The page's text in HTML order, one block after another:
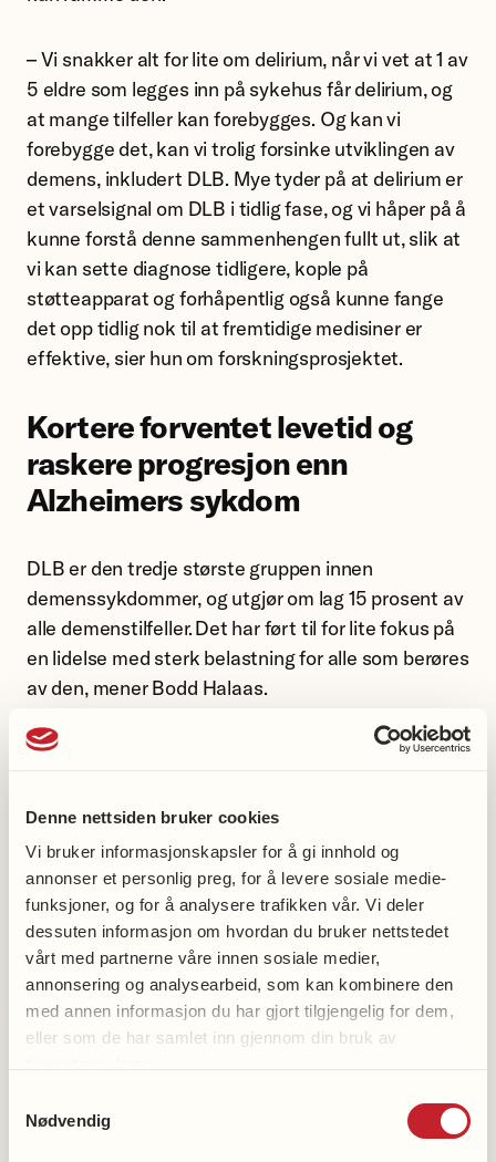
Denne nettsiden bruker cookies
Vi bruker informasjonskapsler for å gi innhold og
annonser et personlig preg, for å levere sosiale medie-
funksjoner, og for å analysere trafikken vår. Vi deler
dessuten informasjon om hvordan du bruker nettstedet
vårt med partnerne våre innen sosiale medier,
annonsering og analysearbeid, som kan kombinere den
med annen informasjon du har gjort tilgjengelig for dem,
eller som de har samlet inn gjennom din bruk av
Nødvendig
– Vi snakker alt for lite om delirium, når vi vet at 1 av
5 eldre som legges inn på sykehus får delirium, og
at mange tilfeller kan forebygges. Og kan vi
forebygge det, kan vi trolig forsinke utviklingen av
demens, inkludert DLB. Mye tyder på at delirium er
et varselsignal om DLB i tidlig fase, og vi håper på å
kunne forstå denne sammenhengen fullt ut, slik at
vi kan sette diagnose tidligere, kople på
støtteapparat og forhåpentlig også kunne fange
det opp tidlig nok til at fremtidige medisiner er
effektive, sier hun om forskningsprosjektet.
Kortere forventet levetid og
raskere progresjon enn
Alzheimers sykdom
DLB er den tredje største gruppen innen
demenssykdommer, og utgjør om lag 15 prosent av
alle demenstilfeller. Det har ført til for lite fokus på
en lidelse med sterk belastning for alle som berøres
av den, mener Bodd Halaas.
– DLB har dessverre kommet i skyggen av den mer
kortere forventet levetid og raskere progresjon i
sykdommen enn ved Alzheimer sykdom. DLB
medfører blant annet psykiatriske symptomer, slik
som hallusinasjoner, allerede i tidlig fase, og
oppleves gjerne enda tøffere å leve med for både
pårørende og pasienter, forklarer hun.
– Forskningen på delirium og DLB ligger 20 til 30 år
i hjernen når dette inntreffer. Håpet mitt er at vi
skal kunne utvikle medisiner som bremser eller